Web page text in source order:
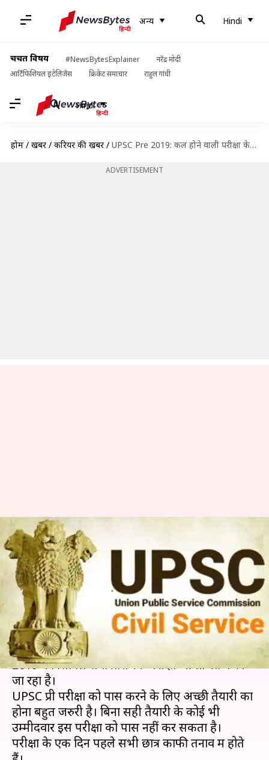
अन्य Hindi
चर्चित विषय #NewsBytesExplainer
नरेंद्र मोदी
आर्टिफिशियल इंटेलिजेंस
क्रिकेट समाचार राहुल गांधी
Hindi
होम / खबरें / करियर की खबरें / UPSC Pre 2019: कल होने वाली परीक्षा के लिए ध्यान रखें ये बातें, ऐसे करें तैयारी
ADVERTISEMENT
UPSC Pre 2019: कल होने वाली
परीक्षा के लिए ध्यान रखें ये बातें, ऐसे
करें तैयारी
लेखन मोना दीक्षित Jun 01, 2019 12:55 pm
क्या है खबर?
संघ लोक सेवा आयोग (UPSC) देश भर में रविवार 2 जून,
2019 को सिविल सेवा प्रारंभिक परीक्षा आयोजित करने
जा रहा है।
UPSC प्री परीक्षा को पास करने के लिए अच्छी तैयारी का
होना बहुत जरुरी है। बिना सही तैयारी के कोई भी
उम्मीदवार इस परीक्षा को पास नहीं कर सकता है।
परीक्षा के एक दिन पहले सभी छात्र काफी तनाव में होते